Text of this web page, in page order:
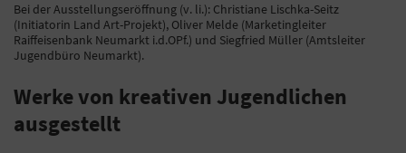
Bei der Ausstellungseröffnung (v. li.): Christiane Lischka-Seitz
(Initiatorin Land Art-Projekt), Oliver Melde (Marketingleiter
Raiffeisenbank Neumarkt i.d.OPf.) und Siegfried Müller (Amtsleiter
Jugendbüro Neumarkt).
Werke von kreativen Jugendlichen
ausgestellt